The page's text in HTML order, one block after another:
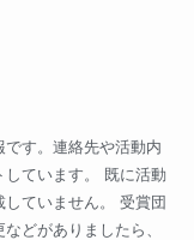
す。連絡先や活動内
ています。 既に活動
ていません。 受賞団
どがありましたら、